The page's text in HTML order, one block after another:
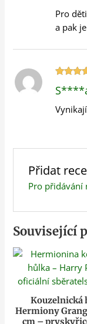
Pro
a pak
5z 5
Přidat
Pro přidávání
Související
Kouzelnická
Hermiony
cm –